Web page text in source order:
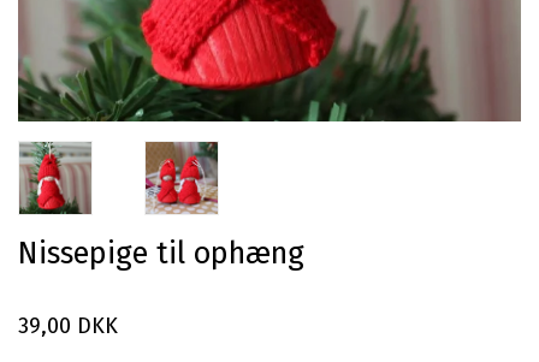
Nissepige til ophæng
39,00 DKK